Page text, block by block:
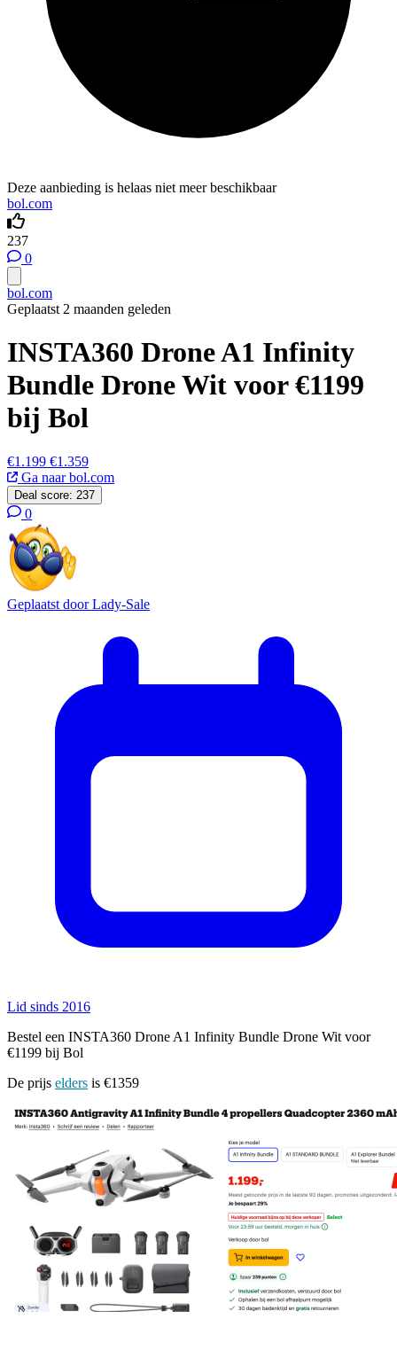
Deze aanbieding is helaas niet meer beschikbaar
bol.com
237
0
bol.com
Geplaatst 2 maanden geleden
INSTA360 Drone A1 Infinity
Bundle Drone Wit voor €1199
bij Bol
€1.199 €1.359
Ga naar bol.com
Deal score: 237
0
Geplaatst doorLady-Sale
Lid sinds 2016
Bestel een INSTA360 Drone A1 Infinity Bundle Drone Wit voor
€1199 bij Bol
De prijs elders is €1359